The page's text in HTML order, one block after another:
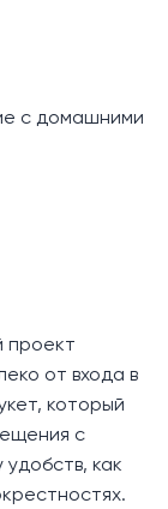
с домашними
проект
от входа в
который
с
как